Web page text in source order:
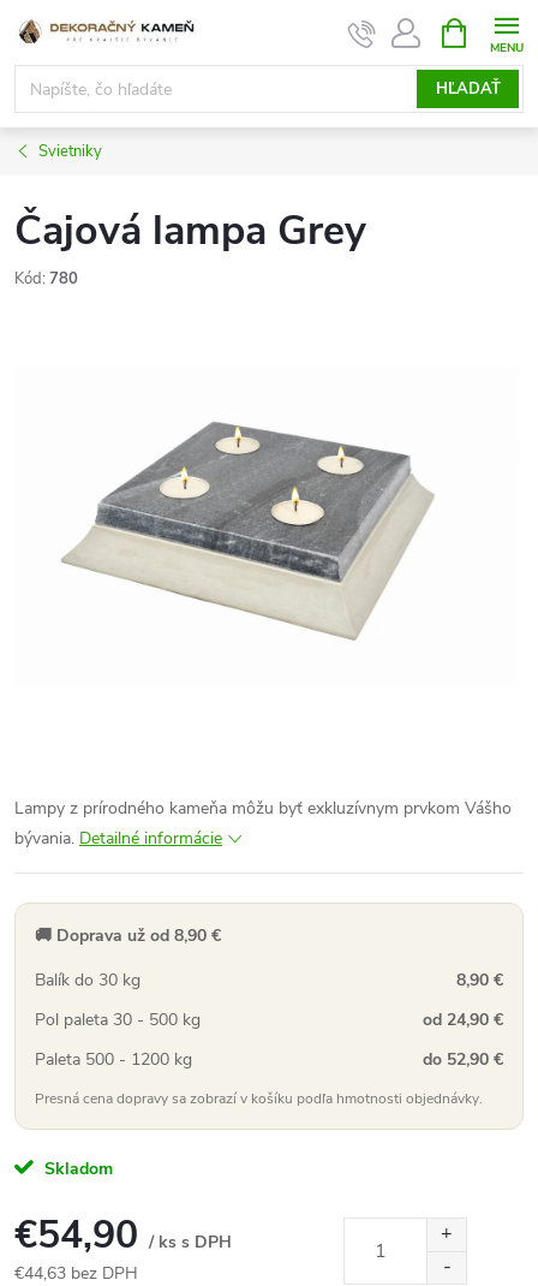
Prejsť
obsah
HĽADAŤ
KOŠÍK
Svietniky
Čajová lampa Grey
Kód: 780
Lampy z prírodného kameňa môžu byť exkluzívnym prvkom Vášho
bývania. Detailné informácie
🚚 Doprava už od 8,90 €
Balík do 30 kg
8,90 €
Pol paleta 30 - 500 kg
od 24,90 €
Paleta 500 - 1200 kg
do 52,90 €
Presná cena dopravy sa zobrazí v košíku podľa hmotnosti objednávky.
Skladom
€54,90 / ks s DPH
€44,63 bez DPH